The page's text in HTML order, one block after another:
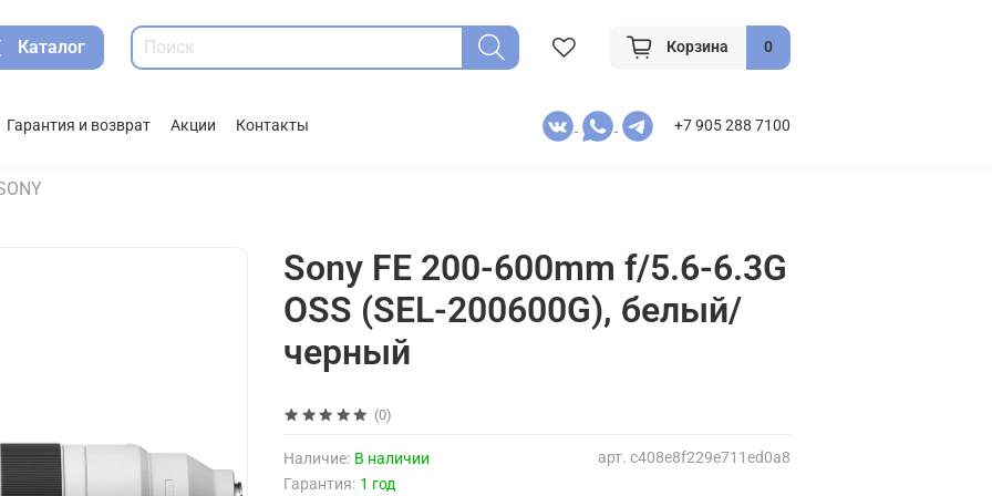
Каталог Корзина 0
Гарантия и возврат Акции Контакты +7 905 288 7100
(0)
арт. c408e8f229e711ed0a8
Наличие: В наличии
Гарантия: 1 год
Sony FE 200-600mm f/5.6-6.3G
OSS (SEL-200600G), белый/
черный